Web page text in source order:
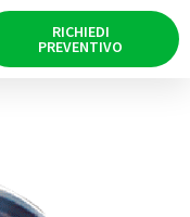
RICHIEDI
PREVENTIVO